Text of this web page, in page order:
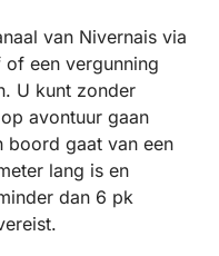
van Nivernais via
een vergunning
U kunt zonder
avontuur gaan
boord gaat van een
lang is en
dan 6 pk